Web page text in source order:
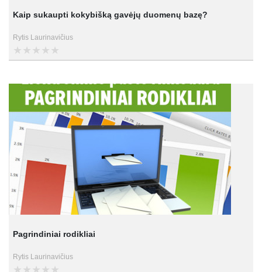
Kaip sukaupti kokybišką gavėjų duomenų bazę?
Rytis Laurinavičius
Pagrindiniai rodikliai
Rytis Laurinavičius